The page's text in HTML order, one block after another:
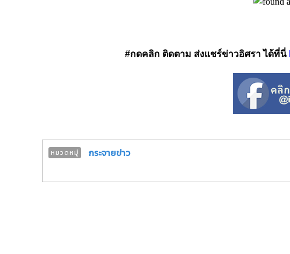
#กดคลิก ติดตาม ส่งแชร์ข่าวอิศรา ได้ที่นี่
หมวดหมู่ กระจายข่าว